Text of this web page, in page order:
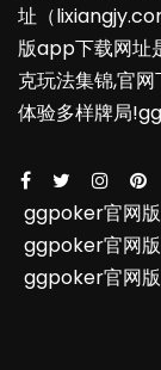
址（
版app下载网址
克玩法集锦,官
体验多样牌局
ggpoker官网
ggpoker官网
ggpoker官网